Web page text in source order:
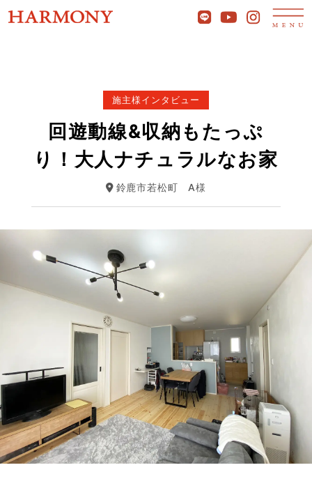
施主様インタビュー
回遊動線&収納もたっぷ
り！大人ナチュラルなお家
鈴鹿市若松町 A様